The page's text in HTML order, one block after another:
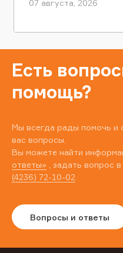
07 августа, 2026
Есть
помощь?
Мы всегда рады помочь и
вас вопросы.
Вы можете найти
ответы» , задать вопрос
(4236) 72-10-02
Вопросы и ответы